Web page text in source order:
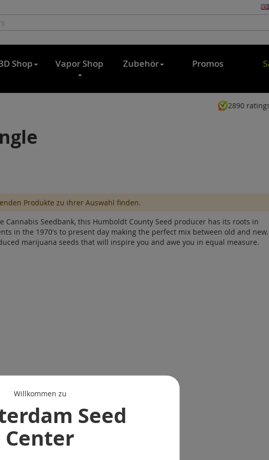
Shop Vapor Shop Zubehör Promos
2890
Produkte zu ihrer Auswahl finden.
Cannabis Seedbank, this Humboldt County Seed producer has its roots in
in the 1970's to present day making the perfect mix between old and
marijuana seeds that will inspire you and awe you in equal measure.
Willkommen zu
Seed
Center